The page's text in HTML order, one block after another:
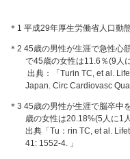
＊1 平成29年厚生労働省人口動
＊2 45歳の男性が生涯で急性心
で45歳の女性は11.6％(9人
出典：「Turin TC, et al.
Japan. Circ Cardiovasc
＊3 45歳の男性が生涯で脳卒中
歳の女性は20.18%(5人に1
出典「Tu：rin TC, et al.
41: 1552-4. 」